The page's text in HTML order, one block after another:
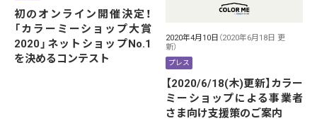
初のオンライン開催決定！
「カラーミーショップ大賞
2020」ネットショップNo.1
を決めるコンテスト
2020年4月10日 （2020年6月18日 更
新）
プレス
【2020/6/18(木)更新】カラー
ミーショップによる事業者
さま向け支援策のご案内